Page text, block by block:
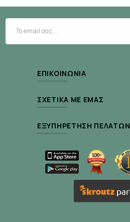
ΕΠΙΚΟΙΝΩΝΊΑ
ΣΧΕΤΙΚΆ ΜΕ ΕΜΆΣ
ΕΞΥΠΗΡΈΤΗΣΗ ΠΕΛΑΤΏΝ